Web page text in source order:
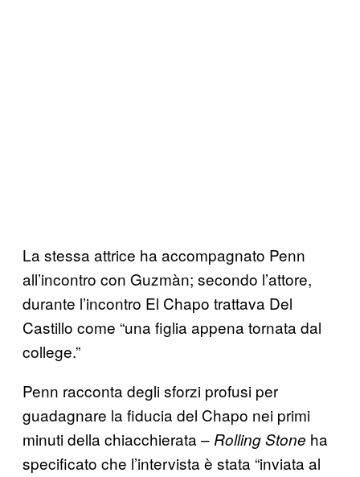
La stessa attrice ha accompagnato Penn
all’incontro con Guzmàn; secondo l’attore,
durante l’incontro El Chapo trattava Del
Castillo come “una figlia appena tornata dal
college.”
Penn racconta degli sforzi profusi per
guadagnare la fiducia del Chapo nei primi
minuti della chiacchierata – Rolling Stone ha
specificato che l’intervista è stata “inviata al